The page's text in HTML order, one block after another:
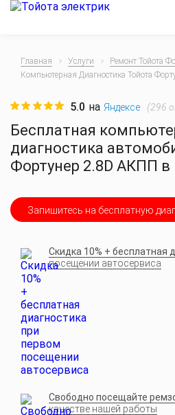
Главная Услуги
Ремонт Тойота
Компьютерная Диагностика Тойота
Бесплатная
диагностика
Фортунер 2.8D АКПП
5.0 на Яндексе (296
Запишитесь на бесплатную
Скидка 10% + бесплатная
посещении автосервиса
Свободно посещайте
качестве нашей работы